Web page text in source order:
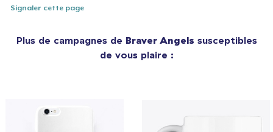
Signaler cette page
Plus de campagnes de Braver Angels susceptibles
de vous plaire :